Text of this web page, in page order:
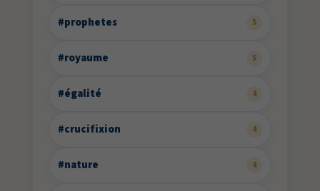
#prophetes 5
#royaume 5
#égalité 4
#crucifixion 4
#nature 4